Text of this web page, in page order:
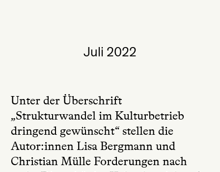
Juli 2022
Unter der Überschrift
„Strukturwandel im Kulturbetrieb
dringend gewünscht“ stellen die
Autor:innen Lisa Bergmann und
Christian Mülle Forderungen nach